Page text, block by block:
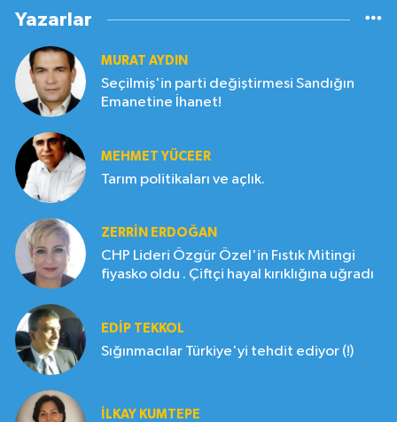
Yazarlar
MURAT AYDIN
Seçilmiş'in parti değiştirmesi Sandığın
Emanetine İhanet!
MEHMET YÜCEER
Tarım politikaları ve açlık.
ZERRIN ERDOĞAN
CHP Lideri Özgür Özel'in Fıstık Mitingi
fiyasko oldu . Çiftçi hayal kırıklığına uğradı
EDIP TEKKOL
Sığınmacılar Türkiye'yi tehdit ediyor (!)
İLKAY KUMTEPE